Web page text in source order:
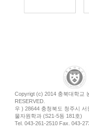
Copyrigt (c) 2014 충북대학교
RESERVED.
우 ) 28644 충청북도 청주시
물자원학과 (S21-5동 181호)
Tel. 043-261-2510 Fax. 043-